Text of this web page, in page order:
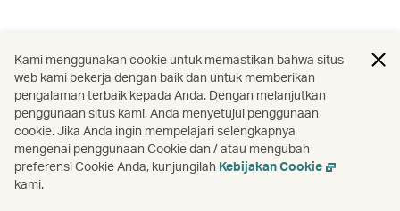
Kami menggunakan cookie untuk memastikan bahwa situs
web kami bekerja dengan baik dan untuk memberikan
pengalaman terbaik kepada Anda. Dengan melanjutkan
penggunaan situs kami, Anda menyetujui penggunaan
cookie. Jika Anda ingin mempelajari selengkapnya
mengenai penggunaan Cookie dan / atau mengubah
preferensi Cookie Anda, kunjungilah Kebijakan Cookie
kami.